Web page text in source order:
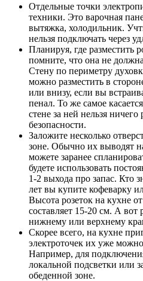
Отдельные точки
техники. Это варочная
вытяжка, холодильник.
нельзя подключать через
Планируя, где разместить
помните, что она не
Стену по периметру
можно разместить в
или внизу, если вы
пенал. То же самое
стене за ней нельзя
безопасности.
Заложите несколько
зоне. Обычно их выводят
можете заранее
будете использовать
1-2 выхода про запас. Кто
лет вы купите кофеварку
Высота розеток на кухне
составляет 15-20 см. А
нижнему или верхнему
Скорее всего, на кухне
электроточек их уже
Например, для
локальной подсветки или
обеденной зоне.